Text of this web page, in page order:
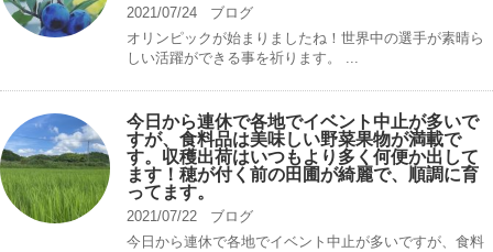
2021/07/24
ブログ
オリンピックが始まりましたね！世界中の選手が素晴ら
しい活躍ができる事を祈ります。 ...
今日から連休で各地でイベント中止が多いで
すが、食料品は美味しい野菜果物が満載で
す。収穫出荷はいつもより多く何便か出して
ます！穂が付く前の田圃が綺麗で、順調に育
ってます。
2021/07/22
ブログ
今日から連休で各地でイベント中止が多いですが、食料